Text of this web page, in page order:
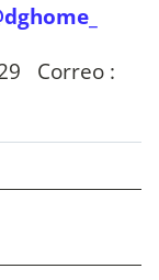
Correo :